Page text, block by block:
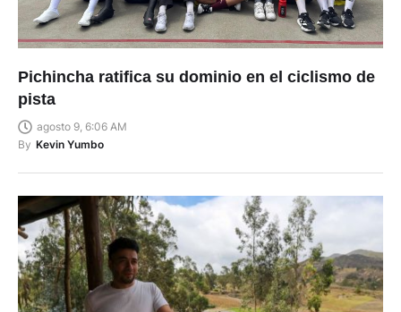
Pichincha ratifica su dominio en el ciclismo de
pista
agosto 9, 6:06 AM
By Kevin Yumbo